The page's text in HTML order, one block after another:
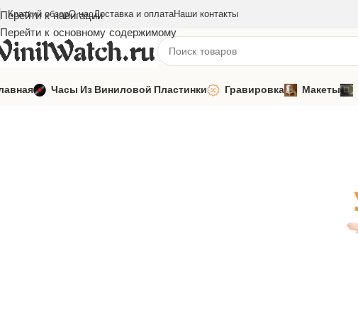
Перейти к навигации
Перейти к основному содержимому
Краткий обзорО насДоставка и оплатаНаши контакты
Часы Из Виниловой Пластинки Гравировка Макеты